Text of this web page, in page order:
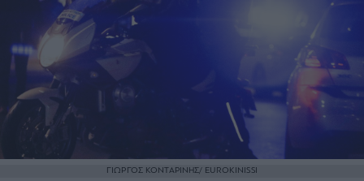
ΓΙΩΡΓΟΣ ΚΟΝΤΑΡΙΝΗΣ/ EUROKINISSI